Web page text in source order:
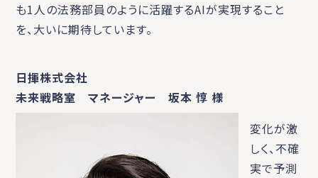
も1人の法務部員のように活躍するAIが実現すること
を、大いに期待しています。
日揮株式会社
未来戦略室 マネージャー 坂本 惇 様
変化が激
しく、不確
実で予測